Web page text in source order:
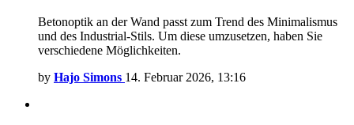
Betonoptik an der Wand passt zum Trend des Minimalismus
und des Industrial-Stils. Um diese umzusetzen, haben Sie
verschiedene Möglichkeiten.
by Hajo Simons 14. Februar 2026, 13:16